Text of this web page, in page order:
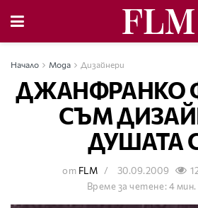
Начало Мода Дизайнери
ДЖАНФРАНКО
СЪМ
ДУШАТА
от FLM 30.09.2009
Време за четене: 4 мин.